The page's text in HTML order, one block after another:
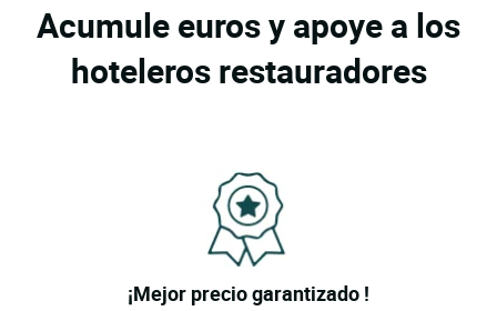
Acumule euros y apoye a los
hoteleros restauradores
¡Mejor precio garantizado !